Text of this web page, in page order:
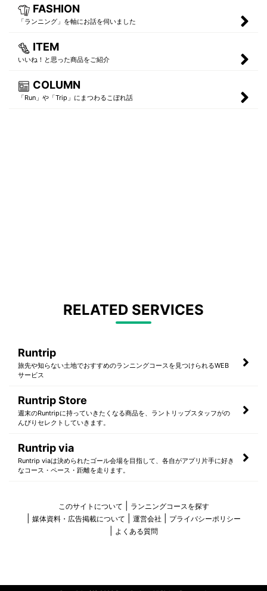
FASHION
「ランニング」を軸にお話を伺いました
ITEM
いいね！と思った商品をご紹介
COLUMN
「Run」や「Trip」にまつわるこぼれ話
RELATED SERVICES
Runtrip
旅先や知らない土地でおすすめのランニングコースを見つけられるWEB
サービス
Runtrip Store
週末のRuntripに持っていきたくなる商品を、ラントリップスタッフがの
んびりセレクトしていきます。
Runtrip via
Runtrip viaは決められたゴール会場を目指して、各自がアプリ片手に好き
なコース・ペース・距離を走ります。
このサイトについて
ランニングコースを探す
媒体資料・広告掲載について
運営会社
プライバシーポリシー
よくある質問